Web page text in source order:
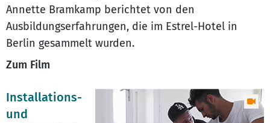
Annette Bramkamp berichtet von den
Ausbildungserfahrungen, die im Estrel-Hotel in
Berlin gesammelt wurden.
Zum Film
Installations-
und